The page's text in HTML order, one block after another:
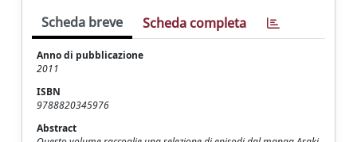
Scheda breve Scheda completa
Anno di pubblicazione
2011
ISBN
9788820345976
Abstract